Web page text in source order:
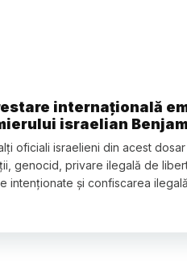
internațională
israelian
oficiali israelieni din acest
genocid, privare ilegală de
intenționate și confiscarea